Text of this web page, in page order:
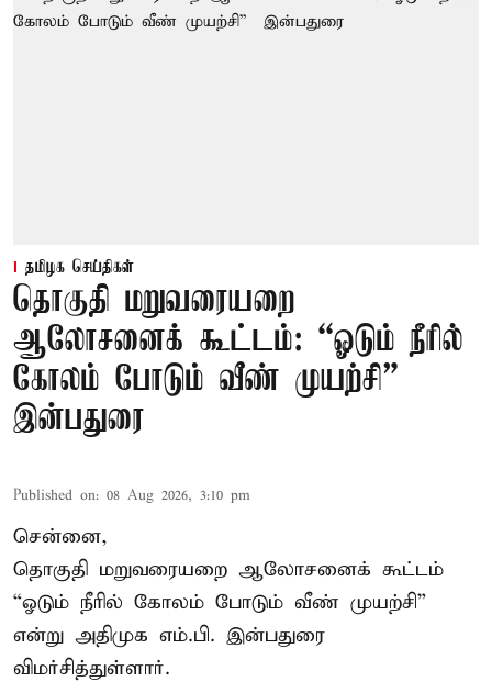
தமிழக செய்திகள்
தொகுதி மறுவரையறை
ஆலோசனைக் கூட்டம்: “ஓடும் நீரில்
கோலம் போடும் வீண் முயற்சி” –
இன்பதுரை
Published on: 08 Aug 2026, 3:10 pm
சென்னை,
தொகுதி மறுவரையறை ஆலோசனைக் கூட்டம்
“ஓடும் நீரில் கோலம் போடும் வீண் முயற்சி”
என்று அதிமுக எம்.பி. இன்பதுரை
விமர்சித்துள்ளார்.